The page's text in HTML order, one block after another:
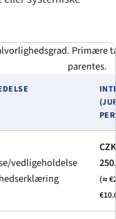
Primære
parentes.
vedligeholdelse
(≈